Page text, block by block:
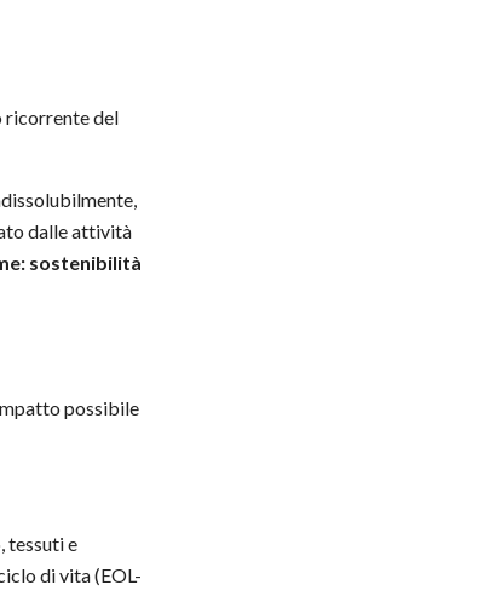
ricorrente del
dalle attività
sostenibilità
possibile
tessuti e
di vita (EOL-